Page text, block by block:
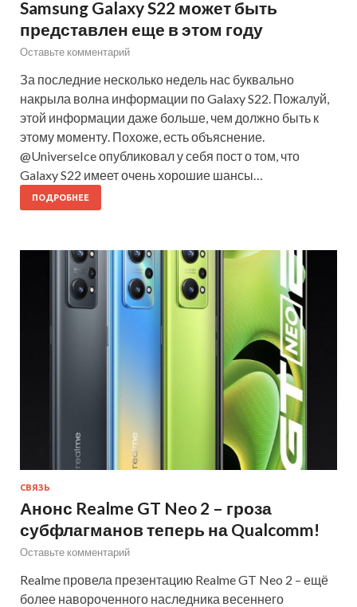
Samsung Galaxy S22 может быть
представлен еще в этом году
Оставьте комментарий
За последние несколько недель нас буквально
накрыла волна информации по Galaxy S22. Пожалуй,
этой информации даже больше, чем должно быть к
этому моменту. Похоже, есть объяснение.
@UniverseIce опубликовал у себя пост о том, что
Galaxy S22 имеет очень хорошие шансы…
ПОДРОБНЕЕ
СВЯЗЬ
Анонс Realme GT Neo 2 – гроза
субфлагманов теперь на Qualcomm!
Оставьте комментарий
Realme провела презентацию Realme GT Neo 2 – ещё
более навороченного наследника весеннего